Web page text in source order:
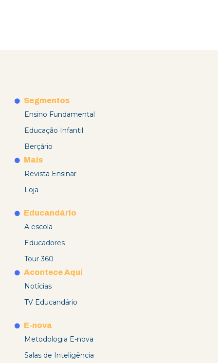
Segmentos
Ensino Fundamental
Educação Infantil
Berçário
Mais
Revista Ensinar
Loja
Educandário
A escola
Educadores
Tour 360
Acontece Aqui
Notícias
TV Educandário
E-nova
Metodologia E-nova
Salas de Inteligência